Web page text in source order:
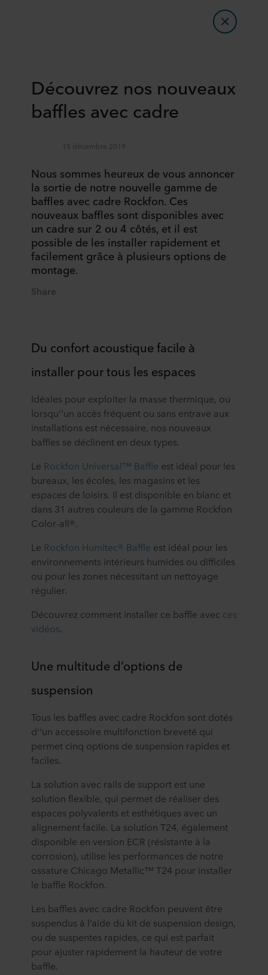
Découvrez nos nouveaux
baffles avec cadre
15 décembre 2019
Nous sommes heureux de vous annoncer
la sortie de notre nouvelle gamme de
baffles avec cadre Rockfon. Ces
nouveaux baffles sont disponibles avec
un cadre sur 2 ou 4 côtés, et il est
possible de les installer rapidement et
facilement grâce à plusieurs options de
montage.
Share
Du confort acoustique facile à
installer pour tous les espaces
Idéales pour exploiter la masse thermique, ou
lorsqu''un accès fréquent ou sans entrave aux
installations est nécessaire, nos nouveaux
baffles se déclinent en deux types.
Le Rockfon Universal™ Baffle est idéal pour les
bureaux, les écoles, les magasins et les
espaces de loisirs. Il est disponible en blanc et
dans 31 autres couleurs de la gamme Rockfon
Color-all®.
Le Rockfon Humitec® Baffle est idéal pour les
environnements intérieurs humides ou difficiles
ou pour les zones nécessitant un nettoyage
régulier.
Découvrez comment installer ce baffle avec ces
vidéos.
Une multitude d’options de
suspension
Tous les baffles avec cadre Rockfon sont dotés
d''un accessoire multifonction breveté qui
permet cinq options de suspension rapides et
faciles.
La solution avec rails de support est une
solution flexible, qui permet de réaliser des
espaces polyvalents et esthétiques avec un
alignement facile. La solution T24, également
disponible en version ECR (résistante à la
corrosion), utilise les performances de notre
ossature Chicago Metallic™ T24 pour installer
le baffle Rockfon.
Les baffles avec cadre Rockfon peuvent être
suspendus à l’aide du kit de suspension design,
ou de suspentes rapides, ce qui est parfait
pour ajuster rapidement la hauteur de votre
baffle.